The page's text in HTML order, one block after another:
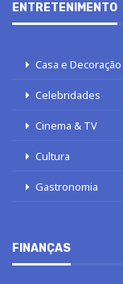
ENTRETENIMENTO
Casa e Decoração
Celebridades
Cinema & TV
Cultura
Gastronomia
FINANÇAS